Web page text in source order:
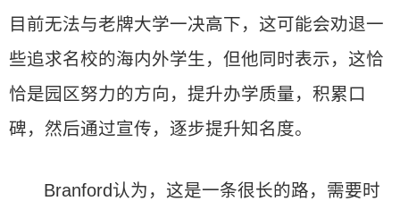
目前无法与老牌大学一决高下，这可能会劝退一
些追求名校的海内外学生，但他同时表示，这恰
恰是园区努力的方向，提升办学质量，积累口
碑，然后通过宣传，逐步提升知名度。
Branford认为，这是一条很长的路，需要时